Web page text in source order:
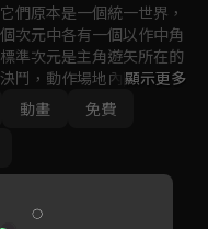
們原本是一個統一世界，
次元中各有一個以作中角
準次元是主角遊矢所在的
鬥，動作場地內隨機散佈
決鬥者找到動作卡片，即
，鏡頭依序拉到不同的次
顯示更多
動畫
免費